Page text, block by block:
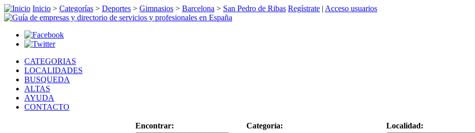
Inicio > Categorías > Deportes > Gimnasios > Barcelona > San Pedro de Ribas Regístrate | Acceso usuarios
CATEGORIAS
LOCALIDADES
BUSQUEDA
ALTAS
AYUDA
CONTACTO
Encontrar: Categoría: Localidad: